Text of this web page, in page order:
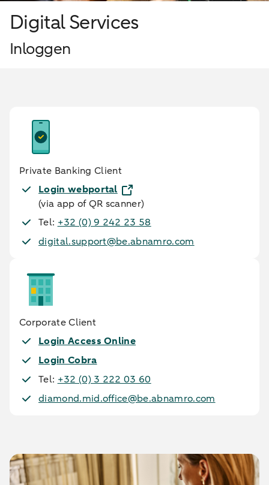
Digital Services
Inloggen
Private Banking Client
Login webportal
(via app of QR scanner)
Tel: +32 (0) 9 242 23 58
digital.support@be.abnamro.com
Corporate Client
Login Access Online
Login Cobra
Tel: +32 (0) 3 222 03 60
diamond.mid.office@be.abnamro.com